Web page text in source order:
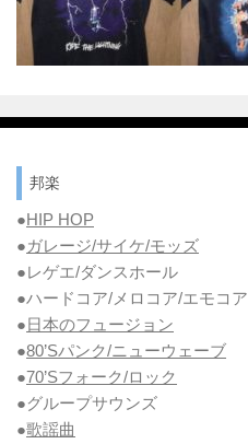
邦楽
●HIP HOP
●ガレージ/サイケ/モッズ
●レゲエ/ダンスホール
●ハードコア/メロコア/エモコア
●日本のフュージョン
●80’Sパンク/ニューウェーブ
●70’Sフォーク/ロック
●グループサウンズ
●歌謡曲